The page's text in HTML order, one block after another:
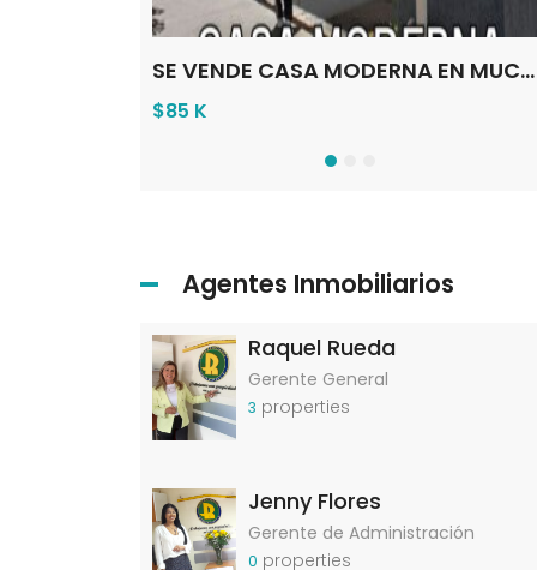
SE VENDE CASA MODERNA EN MUCUNUTAN MÉRIDA VE
$85 K
Agentes Inmobiliarios
Raquel Rueda
Gerente General
3 properties
Jenny Flores
Gerente de Administración
0 properties